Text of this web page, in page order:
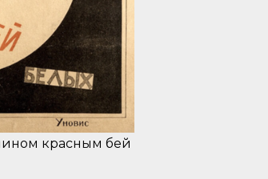
красным бей